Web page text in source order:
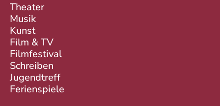
Theater
Musik
Kunst
Film & TV
Filmfestival
Schreiben
Jugendtreff
Ferienspiele